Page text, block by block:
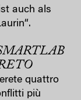
auch als
quattro
più